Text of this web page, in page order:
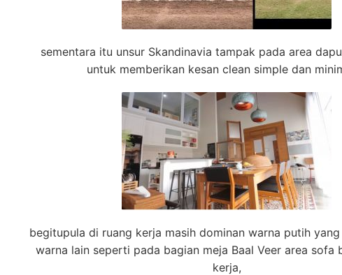
sementara itu unsur Skandinavia tampak pada area
untuk memberikan kesan clean simple dan
begitupula di ruang kerja masih dominan warna putih
warna lain seperti pada bagian meja Baal Veer area sofa
kerja,